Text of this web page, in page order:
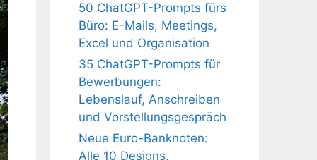
50 ChatGPT-Prompts fürs
Büro: E-Mails, Meetings,
Excel und Organisation
35 ChatGPT-Prompts für
Bewerbungen:
Lebenslauf, Anschreiben
und Vorstellungsgespräch
Neue Euro-Banknoten:
Alle 10 Designs,